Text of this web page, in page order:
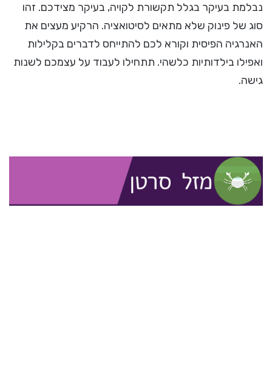
נבלמת בעיקר בגלל תקשורת לקויה, בעיקר מצידכם. זהו
סוג של פינוק שלא מתאים לסיטואציה. הרקיע מעצים את
האנרגיה הפיסית וקורא לכם להתייחס לדברים בקלילות
ואפילו בילדותיות כלשהי. תתחילו לעבוד על עצמכם לשנות
גישה.